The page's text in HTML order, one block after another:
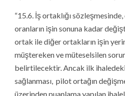
“15.6. İş ortaklığı
oranların işin sonuna kadar
ortak ile diğer ortakların işin
müştereken ve müteselsilen
belirtilecektir. Ancak ilk
sağlanması, pilot ortağın
üzerinden puanlama yapılan